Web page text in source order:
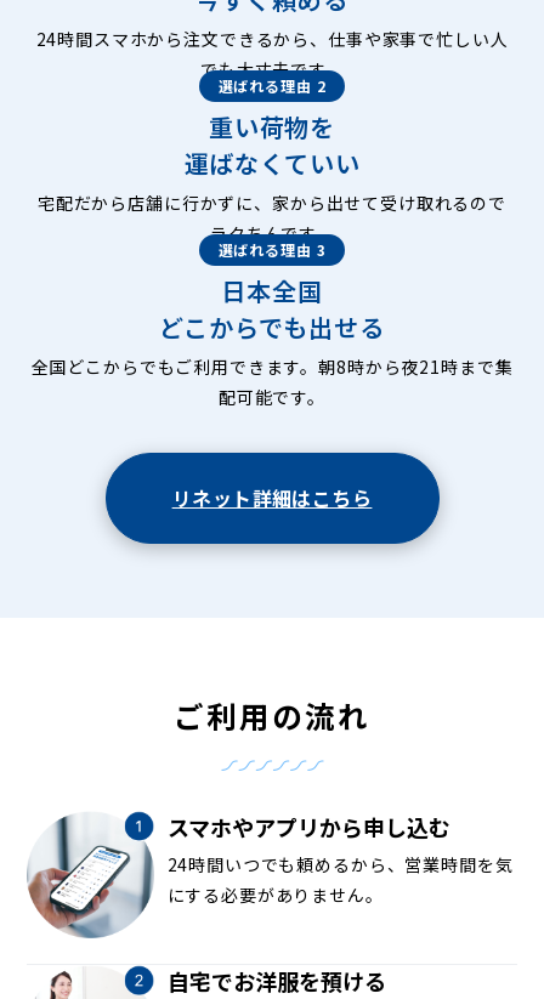
24時間スマホから注文できるから、仕事や家事で忙しい人
でも大丈夫です。
選ばれる理由 2
重い荷物を
運ばなくていい
宅配だから店舗に行かずに、家から出せて受け取れるので
ラクちんです。
選ばれる理由 3
日本全国
どこからでも出せる
全国どこからでもご利用できます。朝8時から夜21時まで集
配可能です。
リネット詳細はこちら
ご利用の流れ
スマホやアプリから申し込む
24時間いつでも頼めるから、営業時間を気
にする必要がありません。
自宅でお洋服を預ける